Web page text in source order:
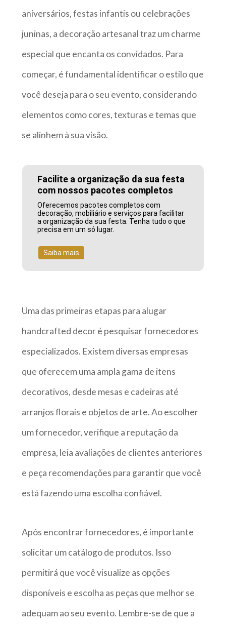
aniversários, festas infantis ou celebrações
juninas, a decoração artesanal traz um charme
especial que encanta os convidados. Para
começar, é fundamental identificar o estilo que
você deseja para o seu evento, considerando
elementos como cores, texturas e temas que
se alinhem à sua visão.
Facilite a organização da sua festa
com nossos pacotes completos
Oferecemos pacotes completos com
decoração, mobiliário e serviços para facilitar
a organização da sua festa. Tenha tudo o que
precisa em um só lugar.
Saiba mais
Uma das primeiras etapas para alugar
handcrafted decor é pesquisar fornecedores
especializados. Existem diversas empresas
que oferecem uma ampla gama de itens
decorativos, desde mesas e cadeiras até
arranjos florais e objetos de arte. Ao escolher
um fornecedor, verifique a reputação da
empresa, leia avaliações de clientes anteriores
e peça recomendações para garantir que você
está fazendo uma escolha confiável.
Após encontrar fornecedores, é importante
solicitar um catálogo de produtos. Isso
permitirá que você visualize as opções
disponíveis e escolha as peças que melhor se
adequam ao seu evento. Lembre-se de que a